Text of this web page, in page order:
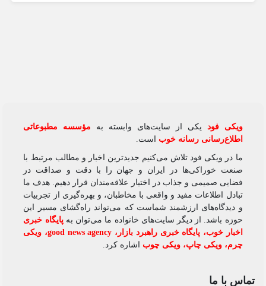
ویکی‌ فودیکی از سایت‌های وابسته به
مؤسسه مطبوعاتی
اطلاع‌رسانی رسانه خوباست.
ما در ویکی‌ فود تلاش می‌کنیم جدیدترین اخبار و مطالب مرتبط با
صنعت خوراکی‌ها در ایران و جهان را با دقت و صداقت در
فضایی صمیمی و جذاب در اختیار علاقه‌مندان قرار دهیم. هدف ما
تبادل اطلاعات مفید و واقعی با مخاطبان، و بهره‌گیری از تجربیات
و دیدگاه‌های ارزشمند شماست که می‌تواند راه‌گشای مسیر این
حوزه باشد. از دیگر سایت‌های خانواده ما می‌توان بهپایگاه خبری
اخبار خوب،پایگاه خبری راهبرد بازار ،good news agency،ویکی
چرم،ویکی چاپ،ویکی چوباشاره کرد.
تماس با ما